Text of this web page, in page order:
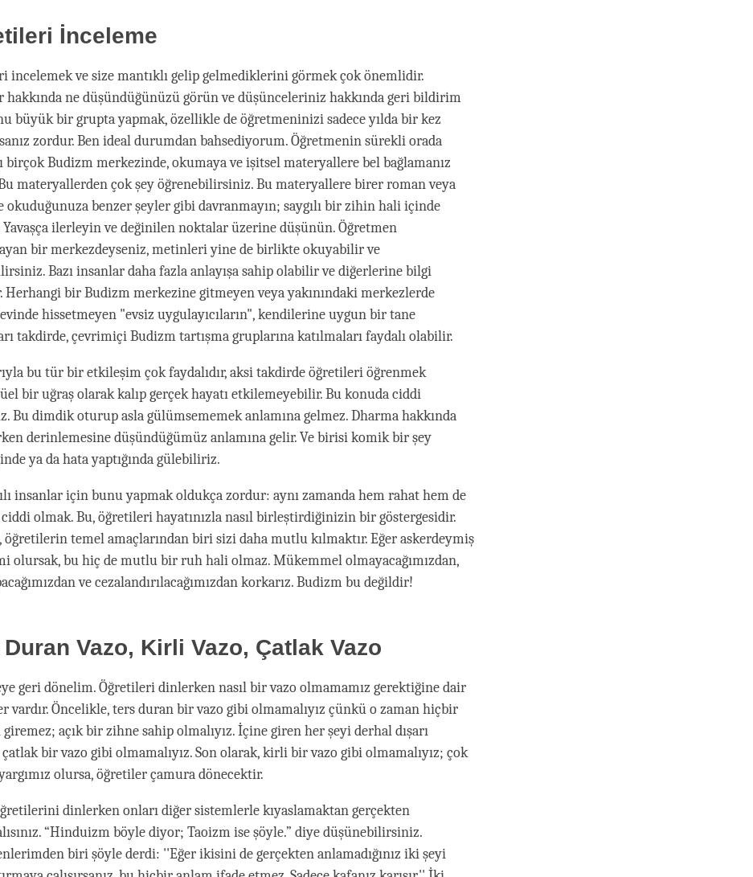
İnceleme
incelemek ve size mantıklı gelip gelmediklerini görmek çok önemlidir.
hakkında ne düşündüğünüzü görün ve düşünceleriniz hakkında geri bildirim
büyük bir grupta yapmak, özellikle de öğretmeninizi sadece yılda bir kez
zordur. Ben ideal durumdan bahsediyorum. Öğretmenin sürekli orada
birçok Budizm merkezinde, okumaya ve işitsel materyallere bel bağlamanız
materyallerden çok şey öğrenebilirsiniz. Bu materyallere birer roman veya
okuduğunuza benzer şeyler gibi davranmayın; saygılı bir zihin hali içinde
ilerleyin ve değinilen noktalar üzerine düşünün. Öğretmen
bir merkezdeyseniz, metinleri yine de birlikte okuyabilir ve
Bazı insanlar daha fazla anlayışa sahip olabilir ve diğerlerine bilgi
Herhangi bir Budizm merkezine gitmeyen veya yakınındaki merkezlerde
hissetmeyen "evsiz uygulayıcıların", kendilerine uygun bir tane
takdirde, çevrimiçi Budizm tartışma gruplarına katılmaları faydalı olabilir.
bu tür bir etkileşim çok faydalıdır, aksi takdirde öğretileri öğrenmek
bir uğraş olarak kalıp gerçek hayatı etkilemeyebilir. Bu konuda ciddi
Bu dimdik oturup asla gülümsememek anlamına gelmez. Dharma hakkında
derinlemesine düşündüğümüz anlamına gelir. Ve birisi komik bir şey
ya da hata yaptığında gülebiliriz.
insanlar için bunu yapmak oldukça zordur: aynı zamanda hem rahat hem de
olmak. Bu, öğretileri hayatınızla nasıl birleştirdiğinizin bir göstergesidir.
öğretilerin temel amaçlarından biri sizi daha mutlu kılmaktır. Eğer askerdeymiş
olursak, bu hiç de mutlu bir ruh hali olmaz. Mükemmel olmayacağımızdan,
ve cezalandırılacağımızdan korkarız. Budizm bu değildir!
Vazo, Kirli Vazo, Çatlak Vazo
geri dönelim. Öğretileri dinlerken nasıl bir vazo olmamamız gerektiğine dair
vardır. Öncelikle, ters duran bir vazo gibi olmamalıyız çünkü o zaman hiçbir
açık bir zihne sahip olmalıyız. İçine giren her şeyi derhal dışarı
çatlak bir vazo gibi olmamalıyız. Son olarak, kirli bir vazo gibi olmamalıyız; çok
olursa, öğretiler çamura dönecektir.
dinlerken onları diğer sistemlerle kıyaslamaktan gerçekten
“Hinduizm böyle diyor; Taoizm ise şöyle.” diye düşünebilirsiniz.
biri şöyle derdi: ''Eğer ikisini de gerçekten anlamadığınız iki şeyi